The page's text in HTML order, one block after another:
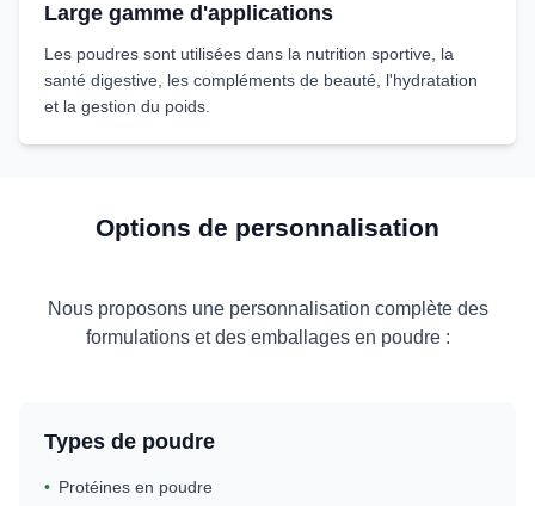
Large gamme d'applications
Les poudres sont utilisées dans la nutrition sportive, la
santé digestive, les compléments de beauté, l'hydratation
et la gestion du poids.
Options de personnalisation
Nous proposons une personnalisation complète des
formulations et des emballages en poudre :
Types de poudre
• Protéines en poudre